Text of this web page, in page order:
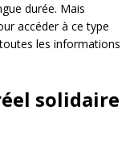
durée. Mais
accéder à ce type
les informations
solidaire